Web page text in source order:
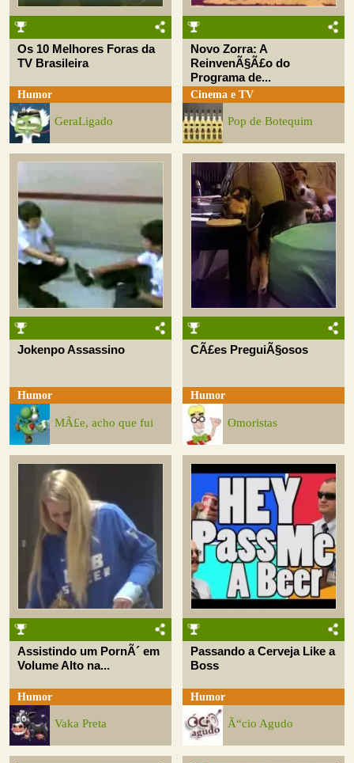
Os 10 Melhores Foras da
TV Brasileira
Humor
GeraLigado
Novo Zorra: A
ReinvenÃ§Ã£o do
Programa de...
Cinema e TV
Pop de Botequim
Jokenpo Assassino
Humor
MÃ£e, acho que fui
CÃ£es PreguiÃ§osos
Humor
Omoristas
Assistindo um PornÃ´ em
Volume Alto na...
Humor
Vaka Preta
Passando a Cerveja Like a
Boss
Humor
Ã“cio Agudo